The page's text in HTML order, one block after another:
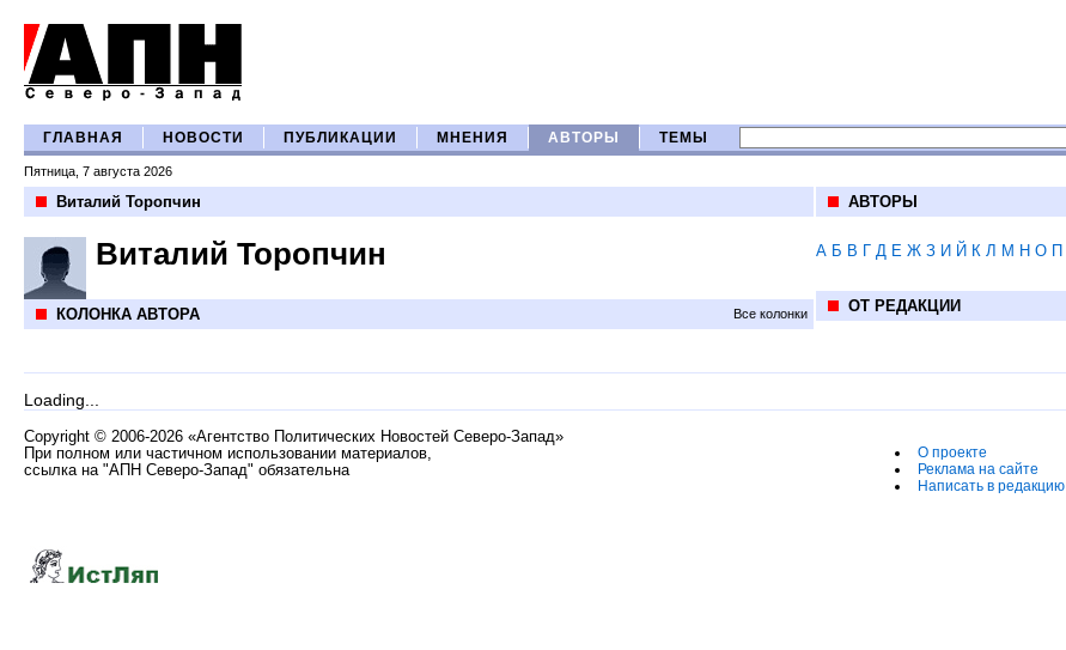
ГЛАВНАЯ НОВОСТИ ПУБЛИКАЦИИ МНЕНИЯ АВТОРЫ ТЕМЫ
Пятница, 7 августа 2026
Виталий Торопчин
Виталий Торопчин
КОЛОНКА АВТОРА Все колонки
АВТОРЫ
А Б В Г Д Е Ж З И Й К Л М Н О П
ОТ РЕДАКЦИИ
Loading...
Copyright © 2006-2026 «Агентство Политических Новостей Северо-Запад»
При полном или частичном использовании материалов,
ссылка на "АПН Северо-Запад" обязательна
О проекте
Реклама на сайте
Написать в редакцию